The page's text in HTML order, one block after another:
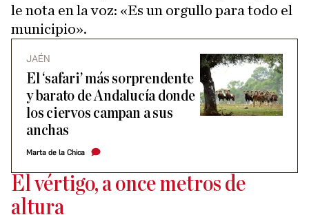
le nota en la voz: «Es un orgullo para todo el
municipio».
JAÉN
El ‘safari’ más sorprendente
y barato de Andalucía donde
los ciervos campan a sus
anchas
Marta de la Chica
El vértigo, a once metros de
altura